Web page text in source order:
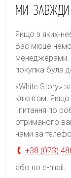
МИ ЗАВЖДИ
Якщо з яких-
Вас місце
покупка була
«White Story»
клієнтам.
і питання по
отриманого
нами за
+38 (073)
або по e-mail: